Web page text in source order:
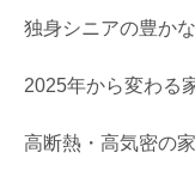
独身シニアの豊か
2025年から変わる
高断熱・高気密の家